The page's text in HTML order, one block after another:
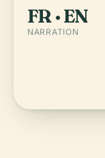
FR · EN
NARRATION